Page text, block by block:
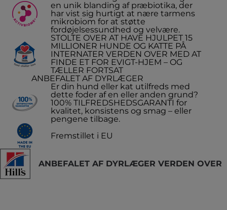
en unik blanding af præbiotika, der
har vist sig hurtigt at nære tarmens
mikrobiom for at støtte
fordøjelsessundhed og velvære.
STOLTE OVER AT HAVE HJULPET 15
MILLIONER HUNDE OG KATTE PÅ
INTERNATER VERDEN OVER MED AT
FINDE ET FOR EVIGT-HJEM – OG
TÆLLER FORTSAT
ANBEFALET AF DYRLÆGER
Er din hund eller kat utilfreds med
dette foder af en eller anden grund?
100% TILFREDSHEDSGARANTI for
kvalitet, konsistens og smag – eller
pengene tilbage.
Fremstillet i EU
ANBEFALET AF DYRLÆGER VERDEN OVER